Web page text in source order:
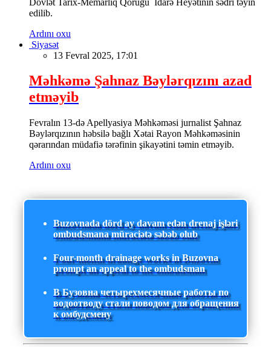
edilib.
Ardını oxu
Siyasət
13 Fevral 2025, 17:01
Məhkəmə Şahnaz Bəylərqızını azad
etməyib
Fevralın 13-də Apellyasiya Məhkəməsi jurnalist Şahnaz
Bəylərqızının həbsilə bağlı Xətai Rayon Məhkəməsinin
qərarından müdafiə tərəfinin şikayətini təmin etməyib.
Ardını oxu
Buzovnada dörd ay davam edən drenaj işləri
ombudsmana müraciətə səbəb olub
Four-month drainage works in Buzovna
prompt an appeal to the ombudsman
В Бузовна четырехмесячные работы по
водоотводу стали поводом для обращения
к омбудсмену